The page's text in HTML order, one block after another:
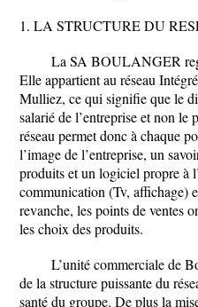
1. LA STRUCTURE DU
La SA BOULANGER
Elle appartient au réseau
Mulliez, ce qui signifie que le
salarié de l’entreprise et non le
réseau permet donc à chaque
l’image de l’entreprise, un
produits et un logiciel propre à
communication (Tv, affichage)
revanche, les points de ventes
les choix des produits.
L’unité commerciale de
de la structure puissante du
santé du groupe. De plus la